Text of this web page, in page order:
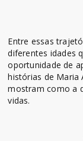
Entre essas
diferentes idades
oportunidade de
histórias de Maria
mostram como a
vidas.